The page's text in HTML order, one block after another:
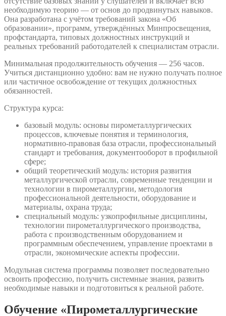
необходимую теорию — от основ до продвинутых навыков.
Она разработана с учётом требований закона «Об
образовании», программ, утверждённых Минпросвещения,
профстандарта, типовых должностных инструкций и
реальных требований работодателей к специалистам отрасли.
Минимальная продолжительность обучения — 256 часов.
Учиться дистанционно удобно: вам не нужно получать полное
или частичное освобождение от текущих должностных
обязанностей.
Структура курса:
базовый модуль: основы пирометаллургических
процессов, ключевые понятия и терминология,
нормативно-правовая база отрасли, профессиональный
стандарт и требования, документооборот в профильной
сфере;
общий теоретический модуль: история развития
металлургической отрасли, современные тенденции и
технологии в пирометаллургии, методология
профессиональной деятельности, оборудование и
материалы, охрана труда;
специальный модуль: узкопрофильные дисциплины,
технологии пирометаллургического производства,
работа с производственным оборудованием и
программным обеспечением, управление проектами в
отрасли, экономические аспекты профессии.
Модульная система программы позволяет последовательно
освоить профессию, получить системные знания, развить
необходимые навыки и подготовиться к реальной работе.
Обучение «Пирометаллургические